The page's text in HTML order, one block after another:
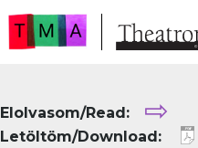
AKTUÁLIS
Elolvasom/Read: ⇨
Letöltöm/Download: